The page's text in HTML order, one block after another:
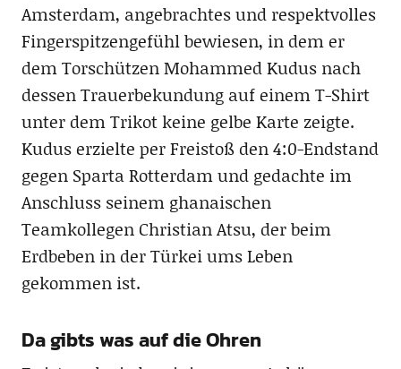
Amsterdam, angebrachtes und respektvolles
Fingerspitzengefühl bewiesen, in dem er
dem Torschützen Mohammed Kudus nach
dessen Trauerbekundung auf einem T-Shirt
unter dem Trikot keine gelbe Karte zeigte.
Kudus erzielte per Freistoß den 4:0-Endstand
gegen Sparta Rotterdam und gedachte im
Anschluss seinem ghanaischen
Teamkollegen Christian Atsu, der beim
Erdbeben in der Türkei ums Leben
gekommen ist.
Da gibts was auf die Ohren